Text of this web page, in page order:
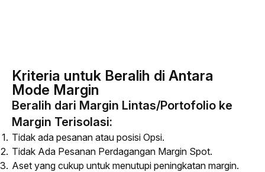
Kriteria untuk Beralih di Antara
Mode Margin
Beralih dari Margin Lintas/Portofolio ke
Margin Terisolasi:
Tidak ada pesanan atau posisi Opsi.
Tidak Ada Pesanan Perdagangan Margin Spot.
Aset yang cukup untuk menutupi peningkatan margin.